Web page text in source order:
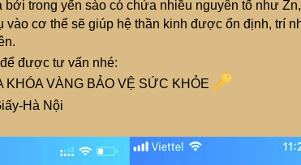
bởi trong yến sào có chứa nhiều nguyên tố như
cơ thể sẽ giúp hệ thần kinh được ổn định, trí
được tư vấn nhé:
KHÓA VÀNG BẢO VỆ SỨC KHỎE
Hà Nội